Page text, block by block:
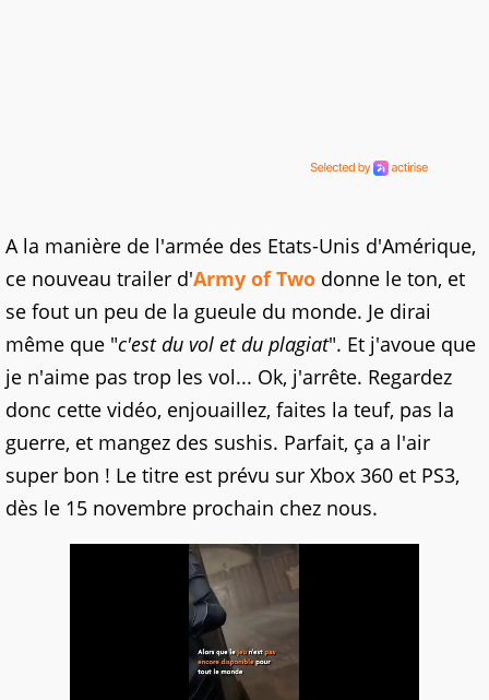
A la manière de l'armée des Etats-Unis d'Amérique,
ce nouveau trailer d'Army of Two donne le ton, et
se fout un peu de la gueule du monde. Je dirai
même que "c'est du vol et du plagiat". Et j'avoue que
je n'aime pas trop les vol... Ok, j'arrête. Regardez
donc cette vidéo, enjouaillez, faites la teuf, pas la
guerre, et mangez des sushis. Parfait, ça a l'air
super bon ! Le titre est prévu sur Xbox 360 et PS3,
dès le 15 novembre prochain chez nous.